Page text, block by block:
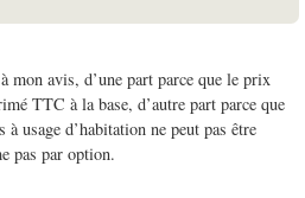
mon avis, d’une part parce que le prix
TTC à la base, d’autre part parce que
usage d’habitation ne peut pas être
pas par option.